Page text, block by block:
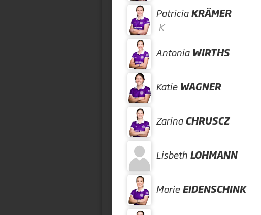
Patricia KRÄMER
K
Antonia WIRTHS
Katie WAGNER
Zarina CHRUSCZ
Lisbeth LOHMANN
Marie EIDENSCHINK